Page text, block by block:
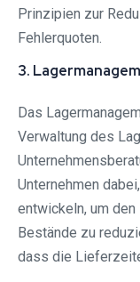
Prinzipien zur
Fehlerquoten.
3.
Das
Verwaltung des
Unternehmen
entwickeln, um
Bestände zu
dass die